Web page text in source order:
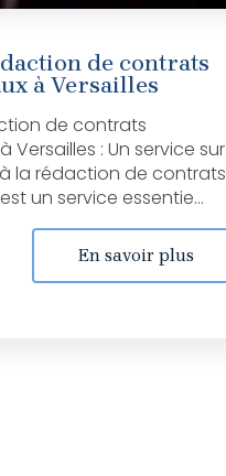
de contrats
à Versailles
de contrats
Versailles : Un service sur
à la rédaction de contrats
un service essentie...
En savoir plus